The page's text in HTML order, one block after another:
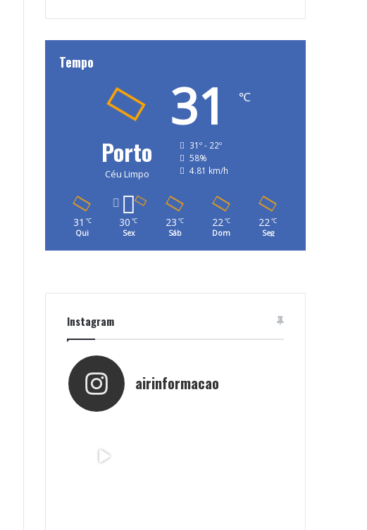
Tempo
Porto
Céu Limpo
31 ℃
31º - 22º
58%
4.81 km/h
31 ℃
Qui
30 ℃
Sex
23 ℃
Sáb
22℃
Dom
22℃
Seg
Instagram
airinformacao